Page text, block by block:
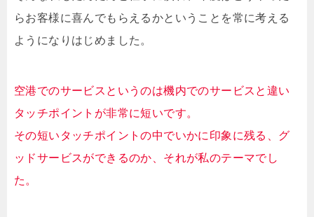
らお客様に喜んでもらえるかということを常に考える
ようになりはじめました。
空港でのサービスというのは機内でのサービスと違い
タッチポイントが非常に短いです。
その短いタッチポイントの中でいかに印象に残る、グ
ッドサービスができるのか、それが私のテーマでし
た。